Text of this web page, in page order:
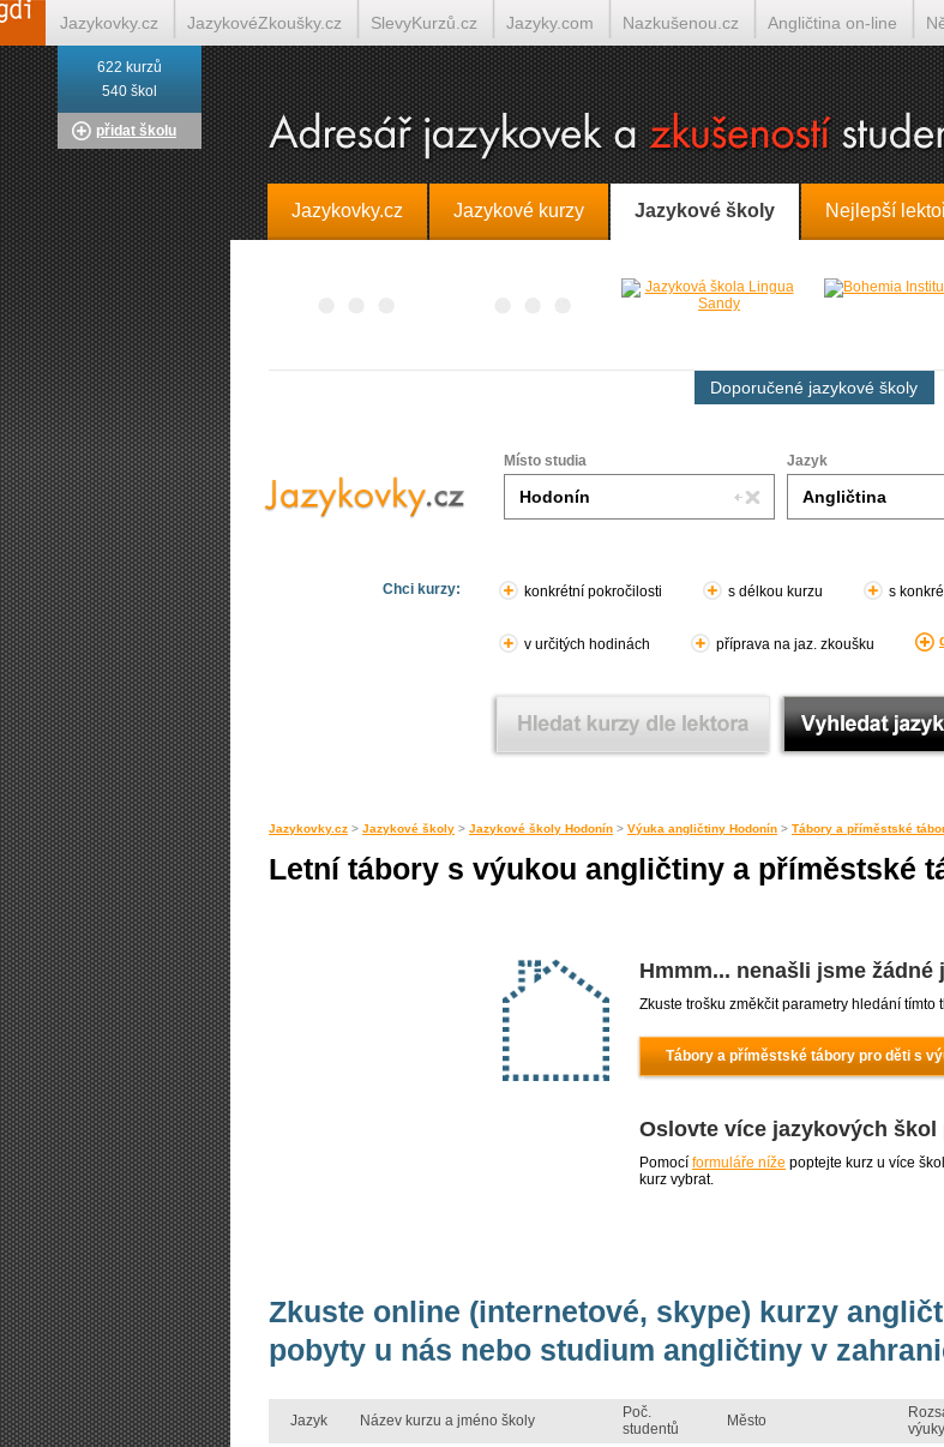
Jazykovky.cz Jazykové kurzy Jazykové školy Nejlepší
Doporučené jazykové školy
Místo studia Jazyk
Chci kurzy: konkrétní pokročilosti s délkou kurzu s
v určitých hodinách příprava na jaz. zkoušku
Jazykovky.cz > Jazykové školy > Jazykové školy Hodonín > Výuka angličtiny Hodonín > Tábory a příměstské
Letní tábory s výukou angličtiny a příměstské
Hmmm... nenašli jsme žádné
Zkuste trošku změkčit parametry hledání tímto
Tábory a příměstské tábory pro děti s
Oslovte více jazykových škol
Pomocí formuláře níže poptejte kurz u více
kurz vybrat.
Zkuste online (internetové, skype) kurzy
pobyty u nás nebo studium angličtiny v
Jazyk Název kurzu a jméno školy
Poč.
studentů
Město
výuky
622 kurzů
540 škol
přidat školu
Jazykovky.cz JazykovéZkoušky.cz SlevyKurzů.cz Jazyky.com Nazkušenou.cz Angličtina on-line
Italština on-line Tlumočení-Překlady.cz Překládá.cz Tlumočí.cz